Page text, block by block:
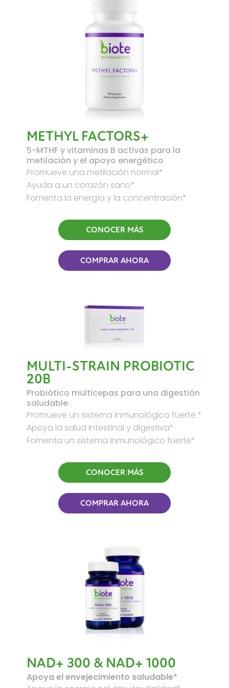
METHYL FACTORS+
5-MTHF y vitaminas B activas para la
metilación y el apoyo energético
Promueve una metilación normal*
Ayuda a un corazón sano*
Fomenta la energía y la concentración*
CONOCER MÁS
COMPRAR AHORA
MULTI-STRAIN PROBIOTIC
20B
Probiótico multicepas para una digestión
saludable
Promueve un sistema inmunológico fuerte *
Apoya la salud intestinal y digestiva*
Fomenta un sistema inmunológico fuerte*
CONOCER MÁS
COMPRAR AHORA
NAD+ 300 & NAD+ 1000
Apoya el envejecimiento saludable*